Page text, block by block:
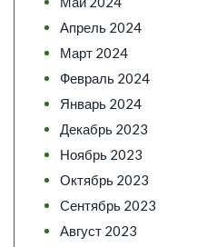
Апрель 2024
Март 2024
Февраль 2024
Январь 2024
Декабрь 2023
Ноябрь 2023
Октябрь 2023
Сентябрь 2023
Август 2023